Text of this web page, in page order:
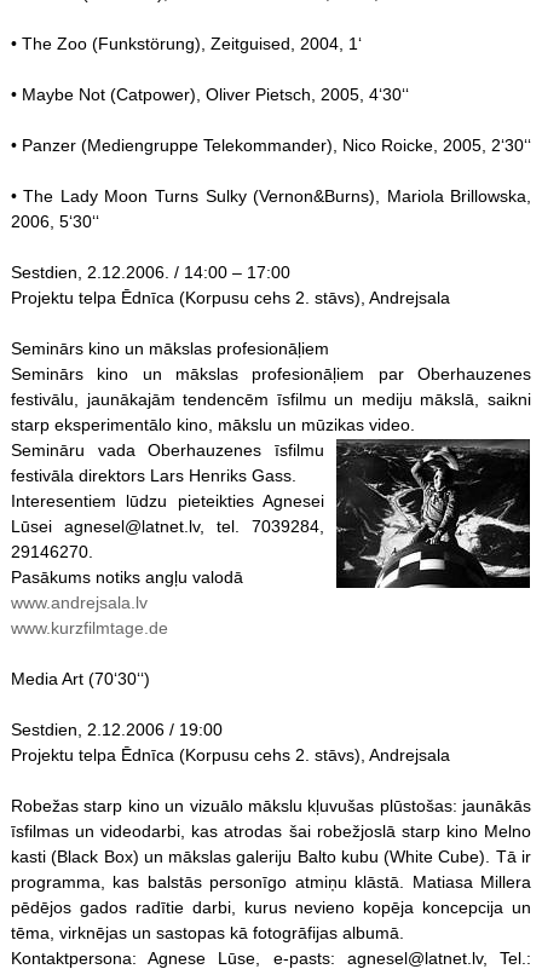
• The Zoo (Funkstörung), Zeitguised, 2004, 1‘
• Maybe Not (Catpower), Oliver Pietsch, 2005, 4‘30‘‘
• Panzer (Mediengruppe Telekommander), Nico Roicke, 2005, 2‘30‘‘
• The Lady Moon Turns Sulky (Vernon&Burns), Mariola Brillowska,
2006, 5‘30‘‘
Sestdien, 2.12.2006. / 14:00 – 17:00
Projektu telpa Ēdnīca (Korpusu cehs 2. stāvs), Andrejsala
Seminārs kino un mākslas profesionāļiem
Seminārs kino un mākslas profesionāļiem par Oberhauzenes
festivālu, jaunākajām tendencēm īsfilmu un mediju mākslā, saikni
starp eksperimentālo kino, mākslu un mūzikas video.
Semināru vada Oberhauzenes īsfilmu
festivāla direktors Lars Henriks Gass.
Interesentiem lūdzu pieteikties Agnesei
Lūsei agnesel@latnet.lv, tel. 7039284,
29146270.
Pasākums notiks angļu valodā
www.andrejsala.lv
www.kurzfilmtage.de
Media Art (70‘30‘‘)
Sestdien, 2.12.2006 / 19:00
Projektu telpa Ēdnīca (Korpusu cehs 2. stāvs), Andrejsala
Robežas starp kino un vizuālo mākslu kļuvušas plūstošas: jaunākās
īsfilmas un videodarbi, kas atrodas šai robežjoslā starp kino Melno
kasti (Black Box) un mākslas galeriju Balto kubu (White Cube). Tā ir
programma, kas balstās personīgo atmiņu klāstā. Matiasa Millera
pēdējos gados radītie darbi, kurus nevieno kopēja koncepcija un
tēma, virknējas un sastopas kā fotogrāfijas albumā.
Kontaktpersona: Agnese Lūse, e-pasts: agnesel@latnet.lv, Tel.: